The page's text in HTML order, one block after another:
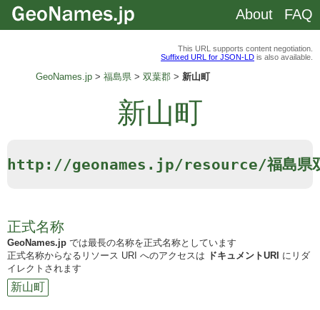
This URL supports content negotiation.
Suffixed URL for JSON-LD is also available.
GeoNames.jp 福島県 双葉郡 新山町
新山町
http://geonames.jp/resource/福島県双
正式名称
GeoNames.jp では最長の名称を正式名称としています
正式名称からなるリソース URI へのアクセスは ドキュメントURI にリダ
イレクトされます
新山町
About FAQ